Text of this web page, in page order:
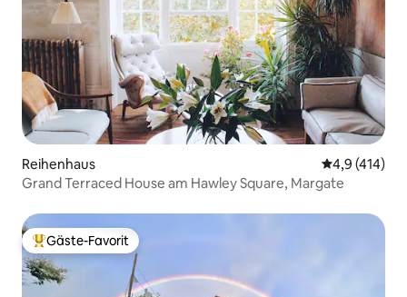
Reihenhaus
4,9 (414)
Grand Terraced House am Hawley Square, Margate
Beliebter Gäste-Favorit.
Gäste-Favorit